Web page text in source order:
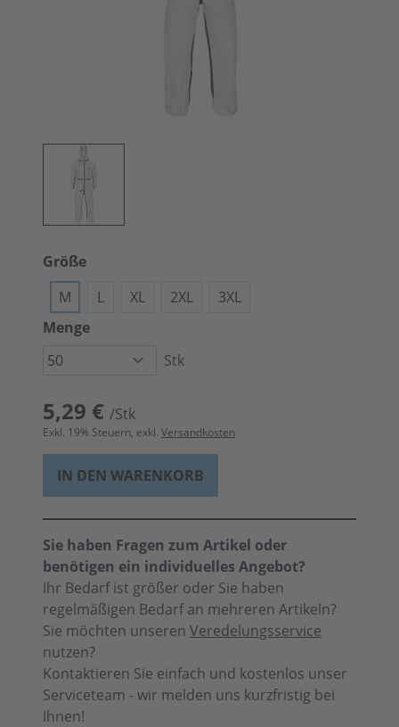
Größe
M
L XL 2XL
3XL
Menge
Stk
5,29 € /Stk
Exkl. 19% Steuern, exkl. Versandkosten
IN DEN WARENKORB
Sie haben Fragen zum Artikel oder
benötigen ein individuelles Angebot?
Ihr Bedarf ist größer oder Sie haben
regelmäßigen Bedarf an mehreren Artikeln?
Sie möchten unseren Veredelungsservice
nutzen?
Kontaktieren Sie einfach und kostenlos unser
Serviceteam - wir melden uns kurzfristig bei
Ihnen!